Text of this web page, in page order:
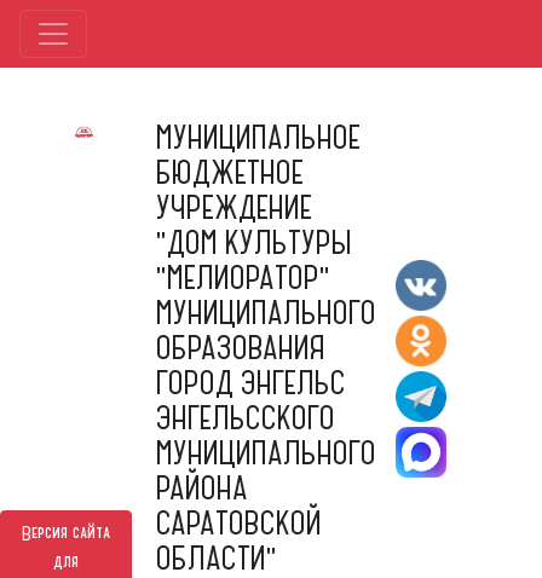
Версия сайта
для
МУНИЦИПАЛЬНОЕ
БЮДЖЕТНОЕ
УЧРЕЖДЕНИЕ
"ДОМ КУЛЬТУРЫ
"МЕЛИОРАТОР"
МУНИЦИПАЛЬНОГО
ОБРАЗОВАНИЯ
ГОРОД ЭНГЕЛЬС
ЭНГЕЛЬССКОГО
МУНИЦИПАЛЬНОГО
РАЙОНА
САРАТОВСКОЙ
ОБЛАСТИ"